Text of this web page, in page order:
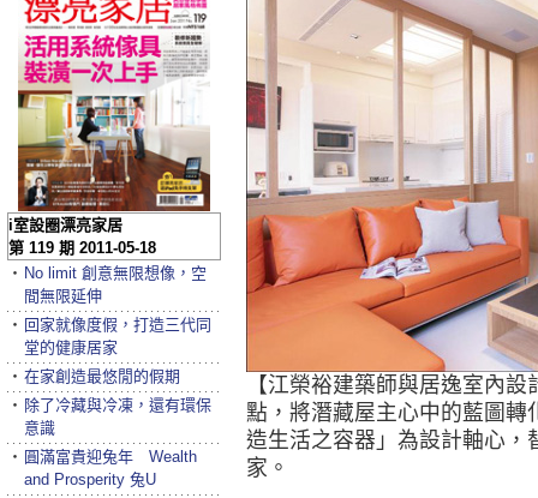
【江榮裕建築師與居逸室內
點，將潛藏屋主心中的藍圖
造生活之容器」為設計軸心，
家。
i室設圈漂亮家居
第 119 期 2011-05-18
‧ No limit 創意無限想像，空
間無限延伸
‧ 回家就像度假，打造三代同
堂的健康居家
‧ 在家創造最悠閒的假期
‧ 除了冷藏與冷凍，還有環保
意識
‧ 圓滿富貴迎兔年 Wealth
and Prosperity 兔U